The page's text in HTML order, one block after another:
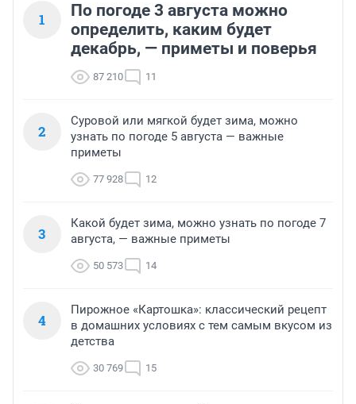
1
По погоде 3 августа можно
определить, каким будет
декабрь, — приметы и поверья
87 210 11
2
Суровой или мягкой будет зима, можно
узнать по погоде 5 августа — важные
приметы
77 928 12
3
Какой будет зима, можно узнать по погоде 7
августа, — важные приметы
50 573 14
4
Пирожное «Картошка»: классический рецепт
в домашних условиях с тем самым вкусом из
детства
30 769 15